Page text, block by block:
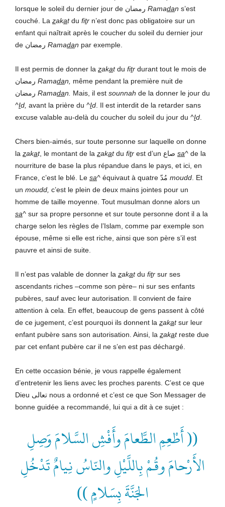
lorsque le soleil du dernier jour de رمضان Ramadan s’est
couché. La zakatdu fitr n’est donc pas obligatoire sur un
enfant qui naîtrait après le coucher du soleil du dernier jour
de رمضان Ramadan par exemple.
Il est permis de donner la zakatdu fitr durant tout le mois de
رمضان Ramadan,
même pendant la première nuit de
رمضان Ramadan. Mais, il est sounnah de la donner le jour du
^Id, avant la prière du ^Id . Il est interdit de la retarder sans
excuse valable au-delà du coucher du soleil du jour du ^Id
Chers bien-aimés, sur toute personne sur laquelle on donne
la zakat, le montant de la zakatdu fitr sa^ de la
nourriture de base la plus répandue dans le pays, et ici, en
France, c’est le blé. Le sa^ moudd . Et
un moudd, c’est le plein de deux mains jointes pour un
homme de taille moyenne. Tout musulman donne alors un
sa^ sur sa propre personne et sur toute personne dont il a la
charge selon les règles de l’Islam, comme par exemple son
épouse, même si elle est riche, ainsi que son père s’il est
pauvre et ainsi de suite.
Il n’est pas valable de donner la zakatdu fitr sur ses
ascendants riches –comme son père– ni sur ses enfants
pubères, sauf avec leur autorisation. Il convient de faire
attention à cela. En effet, beaucoup de gens passent à côté
de ce jugement, c’est pourquoi ils donnent la zakatsur leur
enfant pubère sans son autorisation. Ainsi, la zakatreste due
par cet enfant pubère car il ne s’en est pas déchargé.
En cette occasion bénie, je vous rappelle également
d’entretenir les liens avec les proches parents. C’est ce que
Dieu تعالى nous a ordonné et c’est ce que Son Messager de
bonne guidée a recommandé, lui qui a dit à ce sujet :
(( أَطْعِمِ الطَّعامَ وأَفْشِ السَّلامَ وَصِلِ
الأَرْحامَ وقُمْ بِاللَّيْلِ والنّاسُ نِيامٌ تَدْخُلِ
الجَنَّةَ بِسَلامٍ ))